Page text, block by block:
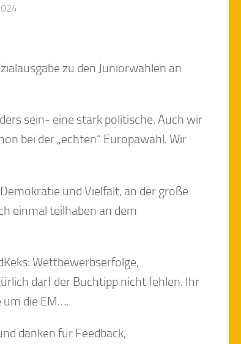
zu den Juniorwahlen an
sein- eine stark politische. Auch wir
bei der „echten“ Europawahl. Wir
und Vielfalt, an der große
einmal teilhaben an dem
Wettbewerbserfolge,
darf der Buchtipp nicht fehlen. Ihr
um die EM….
danken für Feedback,